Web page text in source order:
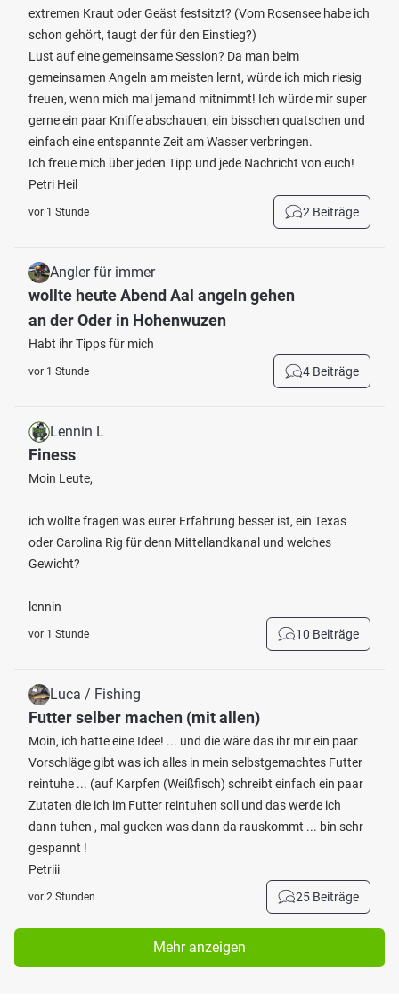
extremen Kraut oder Geäst festsitzt? (Vom Rosensee habe ich
schon gehört, taugt der für den Einstieg?)
Lust auf eine gemeinsame Session? Da man beim
gemeinsamen Angeln am meisten lernt, würde ich mich riesig
freuen, wenn mich mal jemand mitnimmt! Ich würde mir super
gerne ein paar Kniffe abschauen, ein bisschen quatschen und
einfach eine entspannte Zeit am Wasser verbringen.
Ich freue mich über jeden Tipp und jede Nachricht von euch!
Petri Heil
vor 1 Stunde 2 Beiträge
Angler für immer
wollte heute Abend Aal angeln gehen
an der Oder in Hohenwuzen
Habt ihr Tipps für mich
vor 1 Stunde 4 Beiträge
Lennin L
Finess
Moin Leute,
ich wollte fragen was eurer Erfahrung besser ist, ein Texas
oder Carolina Rig für denn Mittellandkanal und welches
Gewicht?
lennin
vor 1 Stunde 10 Beiträge
Luca / Fishing
Futter selber machen (mit allen)
Moin, ich hatte eine Idee! ... und die wäre das ihr mir ein paar
Vorschläge gibt was ich alles in mein selbstgemachtes Futter
reintuhe ... (auf Karpfen (Weißfisch) schreibt einfach ein paar
Zutaten die ich im Futter reintuhen soll und das werde ich
dann tuhen , mal gucken was dann da rauskommt ... bin sehr
gespannt !
Petriii
vor 2 Stunden 25 Beiträge
Mehr anzeigen